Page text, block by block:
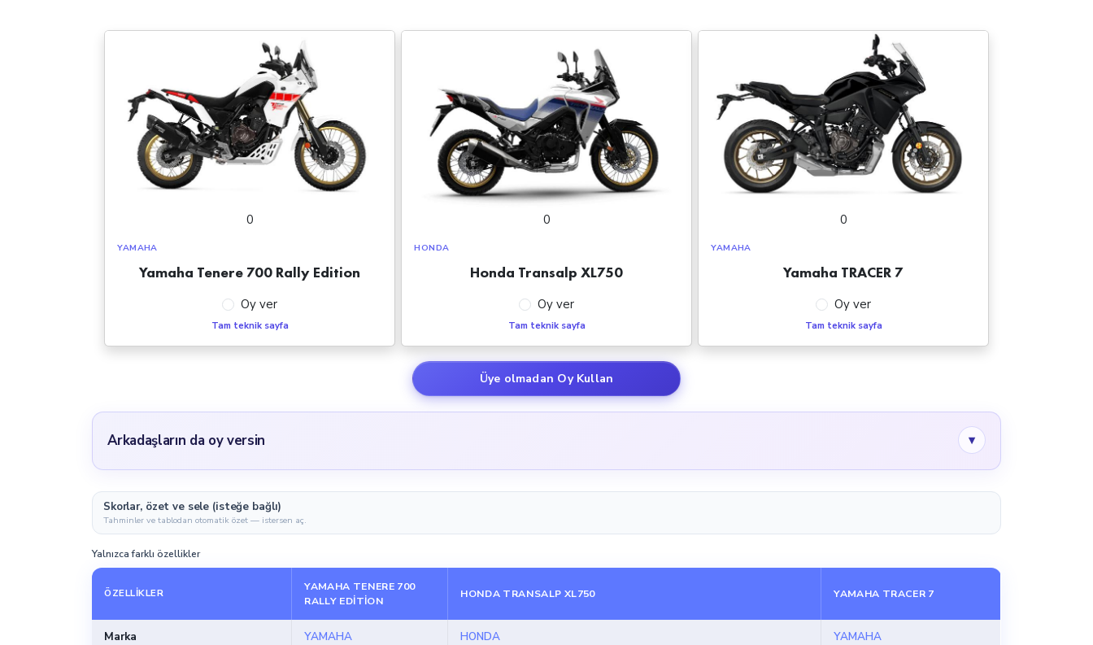
0
YAMAHA
Yamaha Tenere 700 Rally Edition
Oy ver
Tam teknik sayfa
0
HONDA
Honda Transalp XL750
Oy ver
Tam teknik sayfa
0
YAMAHA
Yamaha TRACER 7
Oy ver
Tam teknik sayfa
Üye olmadan Oy Kullan
Arkadaşların da oy versin ▾
Skorlar, özet ve sele (isteğe bağlı)
Tahminler ve tablodan otomatik özet — istersen aç.
Yalnızca farklı özellikler
ÖZELLIKLER
YAMAHA TENERE 700
RALLY EDITION
HONDA TRANSALP XL750 YAMAHA TRACER 7
Marka YAMAHA HONDA YAMAHA